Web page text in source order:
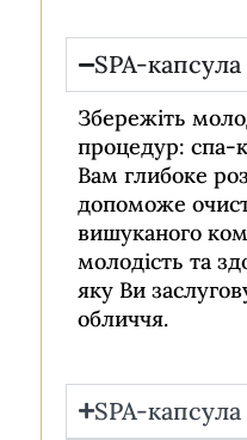
SPA-
Збережіть
процедур: спа-
Вам глибоке
допоможе
вишуканого
молодість та
яку Ви
обличчя.
SPA-